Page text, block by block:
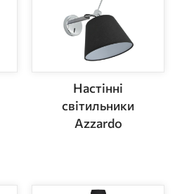
Настінні
світильники
Azzardo